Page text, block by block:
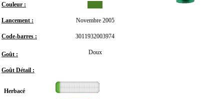
Couleur :
Lancement : Novembre 2005
Code-barres : 3011932003974
Goût : Doux
Goût Détail :
Herbacé